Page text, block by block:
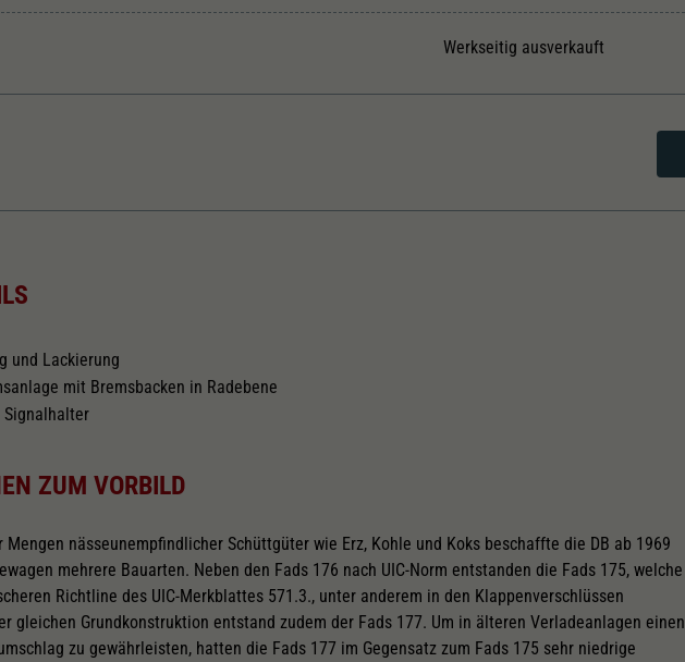
Werkseitig ausverkauft
und Lackierung
mit Bremsbacken in Radebene
Signalhalter
ZUM VORBILD
Mengen nässeunempfindlicher Schüttgüter wie Erz, Kohle und Koks beschaffte die DB ab 1969
mehrere Bauarten. Neben den Fads 176 nach UIC-Norm entstanden die Fads 175, welche
Richtline des UIC-Merkblattes 571.3., unter anderem in den Klappenverschlüssen
gleichen Grundkonstruktion entstand zudem der Fads 177. Um in älteren Verladeanlagen einen
zu gewährleisten, hatten die Fads 177 im Gegensatz zum Fads 175 sehr niedrige
Einstellungen, falls der Webseiten-Betreiber dies